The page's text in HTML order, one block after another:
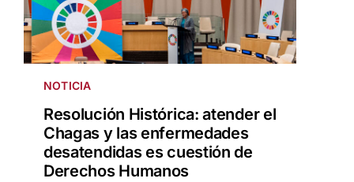
NOTICIA
Resolución Histórica: atender el
Chagas y las enfermedades
desatendidas es cuestión de
Derechos Humanos